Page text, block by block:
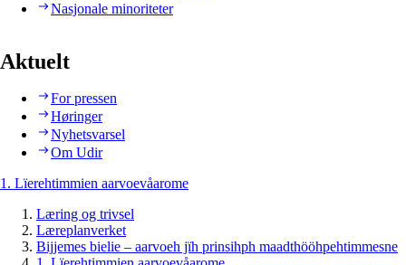
Nasjonale minoriteter
Aktuelt
For pressen
Høringer
Nyhetsvarsel
Om Udir
1. Lïerehtimmien aarvoevåarome
Læring og trivsel
Læreplanverket
Bijjemes bielie – aarvoeh jïh prinsihph maadthööhpehtimmesne